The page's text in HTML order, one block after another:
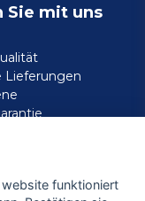
Sie mit uns
Lieferungen
funktioniert